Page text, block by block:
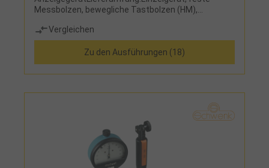
Messbolzen, bewegliche Tastbolzen (HM),
nach dem eingesetzten Anzeigegerät
Vergleichen
Zu den Ausführungen (18)